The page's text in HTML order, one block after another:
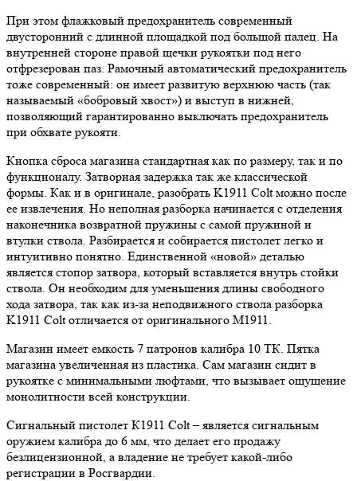
При этом флажковый предохранитель современный
двусторонний с длинной площадкой под большой палец. На
внутренней стороне правой щечки рукоятки под него
отфрезерован паз. Рамочный автоматический предохранитель
тоже современный: он имеет развитую верхнюю часть (так
называемый «бобровый хвост») и выступ в нижней,
позволяющий гарантированно выключать предохранитель
при обхвате рукояти.
Кнопка сброса магазина стандартная как по размеру, так и по
функционалу. Затворная задержка так же классической
формы. Как и в оригинале, разобрать K1911 Colt можно после
ее извлечения. Но неполная разборка начинается с отделения
наконечника возвратной пружины с самой пружиной и
втулки ствола. Разбирается и собирается пистолет легко и
интуитивно понятно. Единственной «новой» деталью
является стопор затвора, который вставляется внутрь стойки
ствола. Он необходим для уменьшения длины свободного
хода затвора, так как из-за неподвижного ствола разборка
K1911 Colt отличается от оригинального М1911.
Магазин имеет емкость 7 патронов калибра 10 ТК. Пятка
магазина увеличенная из пластика. Сам магазин сидит в
рукоятке с минимальными люфтами, что вызывает ощущение
монолитности всей конструкции.
Сигнальный пистолет К1911 Colt – является сигнальным
оружием калибра до 6 мм, что делает его продажу
безлицензионной, а владение не требует какой-либо
регистрации в Росгвардии.